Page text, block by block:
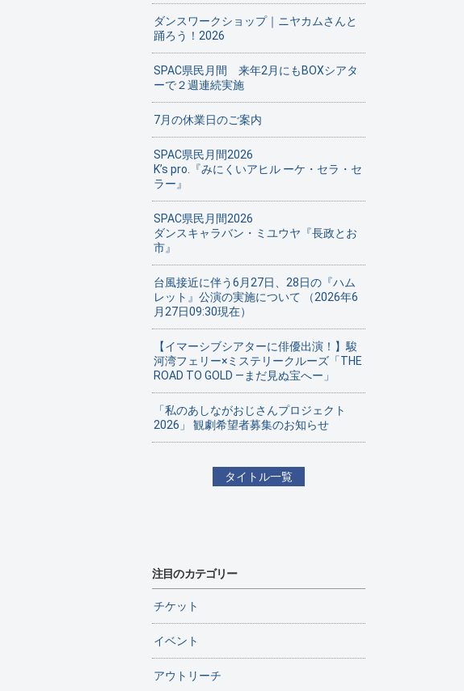
ダンスワークショップ｜ニヤカムさんと
踊ろう！2026
SPAC県民月間 来年2月にもBOXシアタ
ーで２週連続実施
7月の休業日のご案内
SPAC県民月間2026
K’s pro.『みにくいアヒル ーケ・セラ・セ
ラー』
SPAC県民月間2026
ダンスキャラバン・ミユウヤ『長政とお
市』
台風接近に伴う6月27日、28日の『ハム
レット』公演の実施について （2026年6
月27日09:30現在）
【イマーシブシアターに俳優出演！】駿
河湾フェリー×ミステリークルーズ「THE
ROAD TO GOLD ―まだ見ぬ宝へー」
「私のあしながおじさんプロジェクト
2026」 観劇希望者募集のお知らせ
タイトル一覧
注目のカテゴリー
チケット
イベント
アウトリーチ